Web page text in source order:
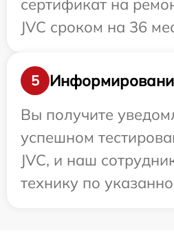
сертификат на
JVC сроком на 36
5
Вы получите
успешном
JVC, и наш
технику по